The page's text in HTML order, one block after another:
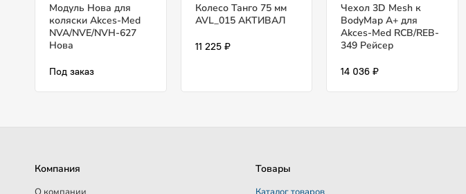
Модуль Нова для
коляски Akces-Med
NVA/NVE/NVH-627
Нова
Под заказ
Колесо Танго 75 мм
AVL_015 АКТИВАЛ
11 225 ₽
Чехол 3D Mesh к
BodyMap А+ для
Akces-Med RCB/REB-
349 Рейсер
14 036 ₽
Компания Товары